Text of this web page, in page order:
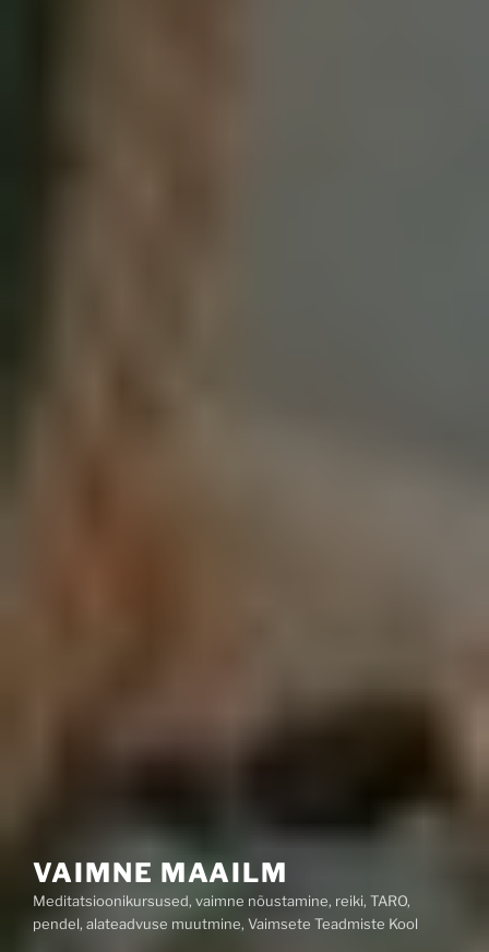
VAIMNE MAAILM
Meditatsioonikursused, vaimne nõustamine, reiki, TARO,
pendel, alateadvuse muutmine, Vaimsete Teadmiste Kool